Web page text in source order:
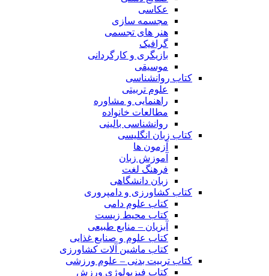
عکاسی
مجسمه سازی
هنر های تجسمی
گرافیک
بازیگری و کارگردانی
موسیقی
کتاب روانشناسی
علوم تربیتی
راهنمایی و مشاوره
مطالعات خانواده
روانشناسی بالینی
کتاب زبان انگلیسی
آزمون ها
آموزش زبان
فرهنگ لغت
زبان دانشگاهی
کتاب کشاورزی و دامپروری
کتاب علوم دامی
کتاب محیط زیست
آبزیان – منابع طبیعی
کتاب علوم و صنایع غذایی
کتاب ماشین آلات کشاورزی
کتاب تربیت بدنی – علوم ورزشی
کتاب فیزیولوژی ورزش